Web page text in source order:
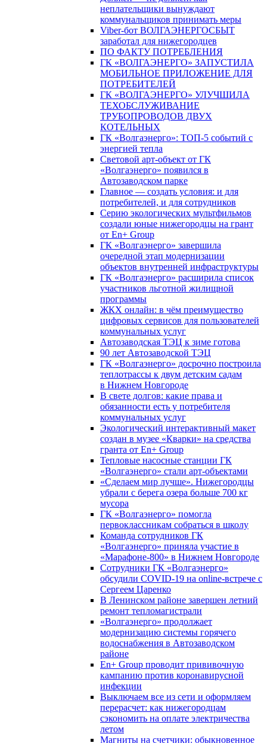
неплательщики вынуждают
коммунальщиков принимать меры
Viber-бот ВОЛГАЭНЕРГОСБЫТ
заработал для нижегородцев
ПО ФАКТУ ПОТРЕБЛЕНИЯ
ГК «ВОЛГАЭНЕРГО» ЗАПУСТИЛА
МОБИЛЬНОЕ ПРИЛОЖЕНИЕ ДЛЯ
ПОТРЕБИТЕЛЕЙ
ГК «ВОЛГАЭНЕРГО» УЛУЧШИЛА
ТЕХОБСЛУЖИВАНИЕ
ТРУБОПРОВОДОВ ДВУХ
КОТЕЛЬНЫХ
ГК «Волгаэнерго»: ТОП-5 событий с
энергией тепла
Световой арт-объект от ГК
«Волгаэнерго» появился в
Автозаводском парке
Главное — создать условия: и для
потребителей, и для сотрудников
Серию экологических мультфильмов
создали юные нижегородцы на грант
от En+ Group
ГК «Волгаэнерго» завершила
очередной этап модернизации
объектов внутренней инфраструктуры
ГК «Волгаэнерго» расширила список
участников льготной жилищной
программы
ЖКХ онлайн: в чём преимущество
цифровых сервисов для пользователей
коммунальных услуг
Автозаводская ТЭЦ к зиме готова
90 лет Автозаводской ТЭЦ
ГК «Волгаэнерго» досрочно построила
теплотрассы к двум детским садам
в Нижнем Новгороде
В свете долгов: какие права и
обязанности есть у потребителя
коммунальных услуг
Экологический интерактивный макет
создан в музее «Кварки» на средства
гранта от En+ Group
Тепловые насосные станции ГК
«Волгаэнерго» стали арт-объектами
«Сделаем мир лучше». Нижегородцы
убрали с берега озера больше 700 кг
мусора
ГК «Волгаэнерго» помогла
первоклассникам собраться в школу
Команда сотрудников ГК
«Волгаэнерго» приняла участие в
«Марафоне-800» в Нижнем Новгороде
Сотрудники ГК «Волгаэнерго»
обсудили COVID-19 на online-встрече с
Сергеем Царенко
В Ленинском районе завершен летний
ремонт тепломагистрали
«Волгаэнерго» продолжает
модернизацию системы горячего
водоснабжения в Автозаводском
районе
En+ Group проводит прививочную
кампанию против коронавирусной
инфекции
Выключаем все из сети и оформляем
перерасчет: как нижегородцам
сэкономить на оплате электричества
летом
Магниты на счетчики: обыкновенное